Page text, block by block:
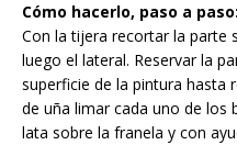
Cómo hacerlo, paso a paso:
Con la tijera recortar la parte
luego el lateral. Reservar la
superficie de la pintura hasta
de uña limar cada uno de los
lata sobre la franela y con